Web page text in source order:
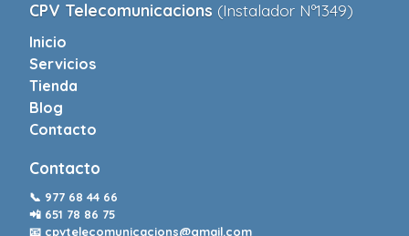
CPV Telecomunicacions (Instalador Nº1349)
Inicio
Servicios
Tienda
Blog
Contacto
Contacto
📞 977 68 44 66
📲 651 78 86 75
📧 cpvtelecomunicacions@gmail.com